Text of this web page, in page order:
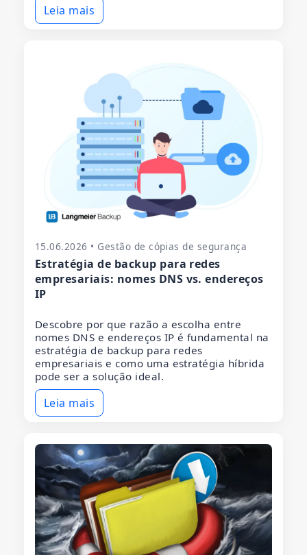
Leia mais
15.06.2026 • Gestão de cópias de segurança
Estratégia de backup para redes
empresariais: nomes DNS vs. endereços
IP
Descobre por que razão a escolha entre
nomes DNS e endereços IP é fundamental na
estratégia de backup para redes
empresariais e como uma estratégia híbrida
pode ser a solução ideal.
Leia mais